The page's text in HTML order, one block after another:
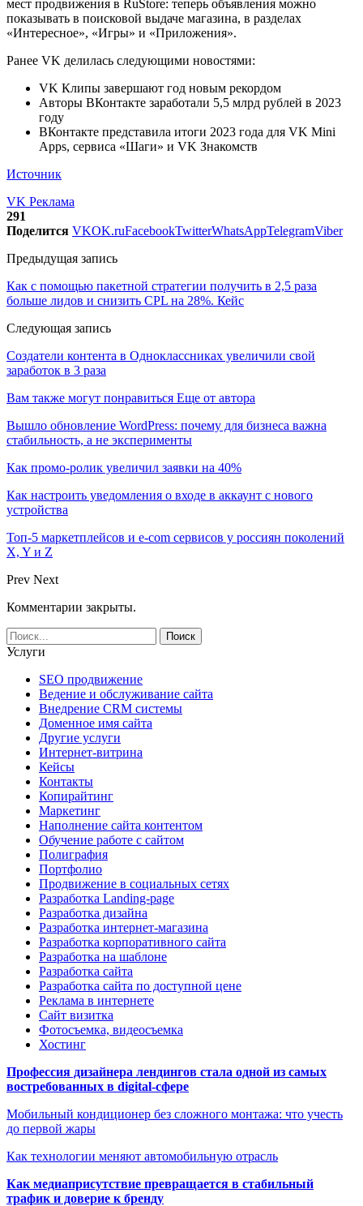
мест продвижения в RuStore: теперь объявления можно
показывать в поисковой выдаче магазина, в разделах
«Интересное», «Игры» и «Приложения».
Ранее VK делилась следующими новостями:
VK Клипы завершают год новым рекордом
Авторы ВКонтакте заработали 5,5 млрд рублей в 2023
году
ВКонтакте представила итоги 2023 года для VK Mini
Apps, сервиса «Шаги» и VK Знакомств
Источник
VK Реклама
291
Поделится VKOK.ruFacebookTwitterWhatsAppTelegramViber
Предыдущая запись
Как с помощью пакетной стратегии получить в 2,5 раза
больше лидов и снизить CPL на 28%. Кейс
Следующая запись
Создатели контента в Одноклассниках увеличили свой
заработок в 3 раза
Вам также могут понравиться Еще от автора
Вышло обновление WordPress: почему для бизнеса важна
стабильность, а не эксперименты
Как промо-ролик увеличил заявки на 40%
Как настроить уведомления о входе в аккаунт с нового
устройства
Топ-5 маркетплейсов и e-com сервисов у россиян поколений
X, Y и Z
Prev Next
Комментарии закрыты.
Услуги
SEO продвижение
Ведение и обслуживание сайта
Внедрение CRM системы
Доменное имя сайта
Другие услуги
Интернет-витрина
Кейсы
Контакты
Копирайтинг
Маркетинг
Наполнение сайта контентом
Обучение работе с сайтом
Полиграфия
Портфолио
Продвижение в социальных сетях
Разработка Landing-page
Разработка дизайна
Разработка интернет-магазина
Разработка корпоративного сайта
Разработка на шаблоне
Разработка сайта
Разработка сайта по доступной цене
Реклама в интернете
Сайт визитка
Фотосъемка, видеосъемка
Хостинг
Профессия дизайнера лендингов стала одной из самых
востребованных в digital-сфере
Мобильный кондиционер без сложного монтажа: что учесть
до первой жары
Как технологии меняют автомобильную отрасль
Как медиаприсутствие превращается в стабильный
трафик и доверие к бренду